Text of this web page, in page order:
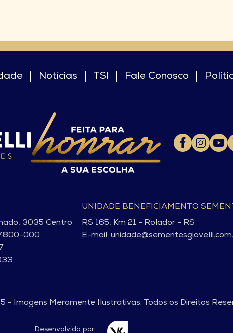
Notícias TSI Fale Conosco
3035 Centro
000
UNIDADE BENEFICIAMENTO
RS 165, Km 21 - Rolador - RS
E-mail:
- Imagens Meramente Ilustrativas. Todos os Direitos
Desenvolvido por: